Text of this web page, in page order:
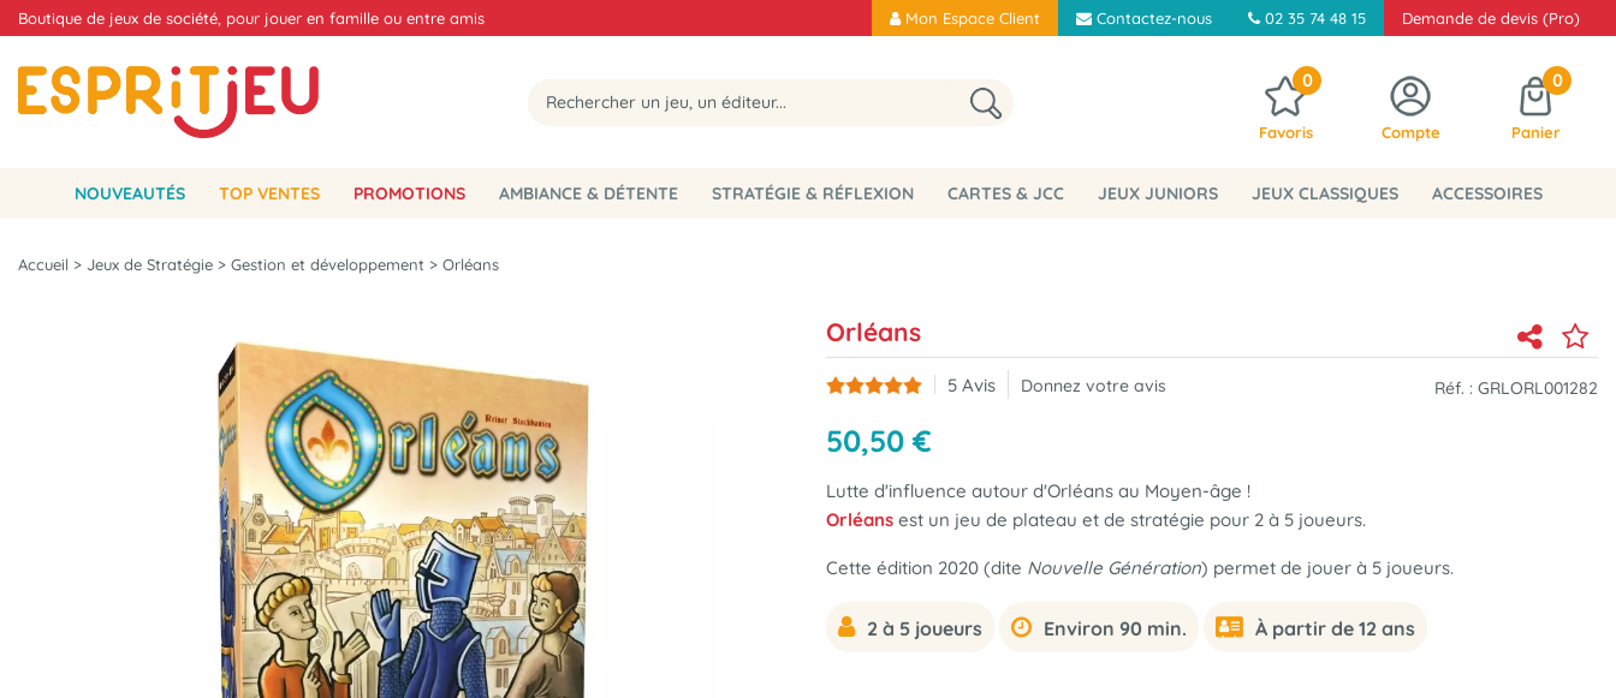
Boutique de jeux de société, pour jouer en famille ou entre amis Mon Espace Client Contactez-nous 02 35 74 48 15 Demande de devis (Pro)
0
Favoris Compte
0
Panier
NOUVEAUTÉS TOP VENTES PROMOTIONS AMBIANCE & DÉTENTE STRATÉGIE & RÉFLEXION CARTES & JCC JEUX JUNIORS JEUX CLASSIQUES ACCESSOIRES
Accueil > Jeux de Stratégie > Gestion et développement > Orléans
Orléans
5 Avis Donnez votre avis Réf. : GRLORL001282
50,50 €
Lutte d'influence autour d'Orléans au Moyen-âge !
Orléans est un jeu de plateau et de stratégie pour 2 à 5 joueurs.
Cette édition 2020 (dite Nouvelle Génération) permet de jouer à 5 joueurs.
2 à 5 joueurs Environ 90 min. À partir de 12 ans